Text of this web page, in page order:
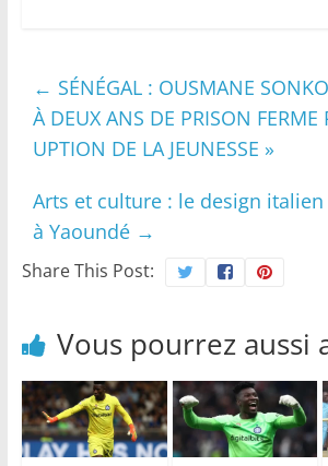
← SÉNÉGAL : OUSMANE
À DEUX ANS DE PRISON FERME
UPTION DE LA JEUNESSE »
Arts et culture : le design
à Yaoundé →
Share This Post:
Vous pourrez aussi